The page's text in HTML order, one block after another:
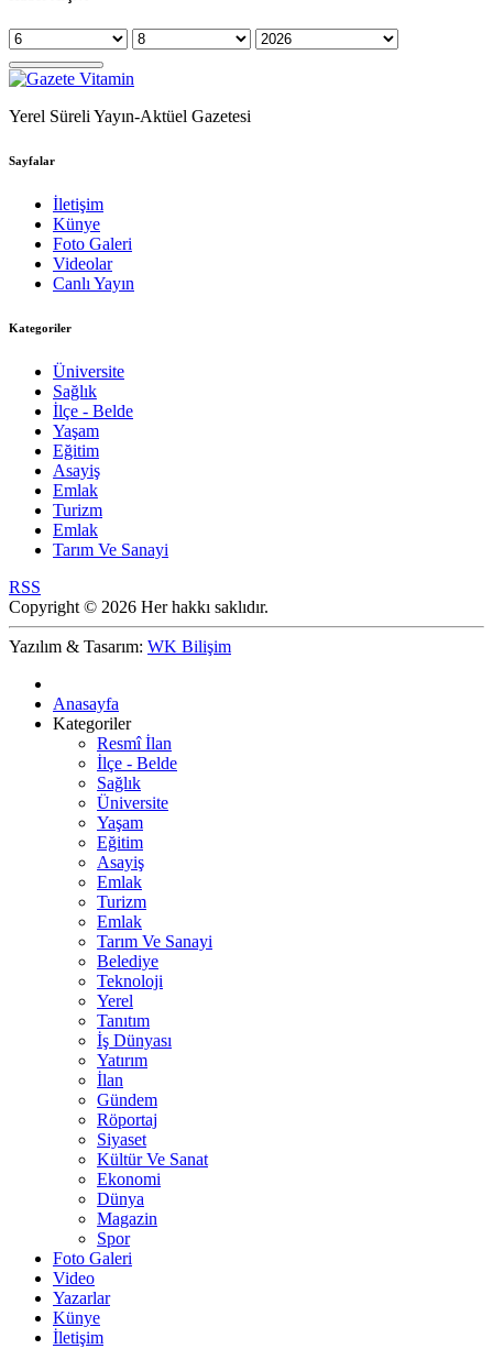
Yerel Süreli Yayın-Aktüel Gazetesi
Sayfalar
İletişim
Künye
Foto Galeri
Videolar
Canlı Yayın
Kategoriler
Üniversite
Sağlık
İlçe - Belde
Yaşam
Eğitim
Asayiş
Emlak
Turizm
Emlak
Tarım Ve Sanayi
RSS
Copyright © 2026 Her hakkı saklıdır.
Yazılım & Tasarım: WK Bilişim
Anasayfa
Kategoriler
Resmî İlan
İlçe - Belde
Sağlık
Üniversite
Yaşam
Eğitim
Asayiş
Emlak
Turizm
Emlak
Tarım Ve Sanayi
Belediye
Teknoloji
Yerel
Tanıtım
İş Dünyası
Yatırım
İlan
Gündem
Röportaj
Siyaset
Kültür Ve Sanat
Ekonomi
Dünya
Magazin
Spor
Foto Galeri
Video
Yazarlar
Künye
İletişim